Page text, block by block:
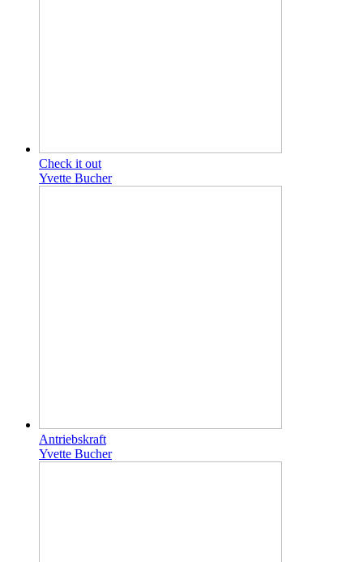
Check it out
Yvette Bucher
Antriebskraft
Yvette Bucher